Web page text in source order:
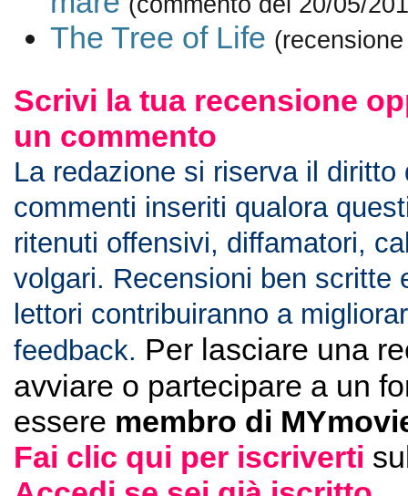
The Tree of Life
Scrivi la tua recensione
un commento
La redazione si riserva il diritto
commenti inseriti qualora
ritenuti offensivi, diffamatori,
volgari. Recensioni ben scritte
lettori contribuiranno a
feedback. Per lasciare una
avviare o partecipare a un
essere membro di
Fai clic qui per iscriverti